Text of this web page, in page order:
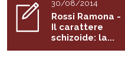
30/08/2014
Rossi Ramona -
Il carattere
schizoide: la...